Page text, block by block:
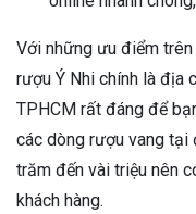
Với những ưu điểm
rượu Ý Nhi chính là địa
TPHCM rất đáng để
các dòng rượu vang tại
trăm đến vài triệu nên
khách hàng.